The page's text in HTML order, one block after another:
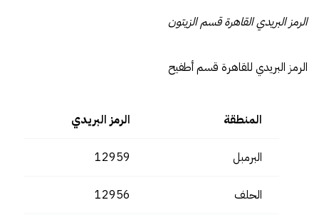
الرمز البريدي القاهرة قسم الزيتون
الرمز البريدي للقاهرة قسم أطفيح
المنطقة الرمز البريدي
البرمبل 12959
الحلف 12956